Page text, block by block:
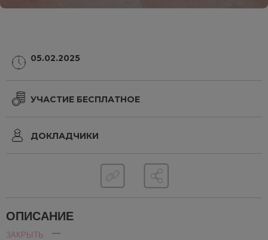
05.02.2025
УЧАСТИЕ БЕСПЛАТНОЕ
ДОКЛАДЧИКИ
ОПИСАНИЕ
ЗАКРЫТЬ